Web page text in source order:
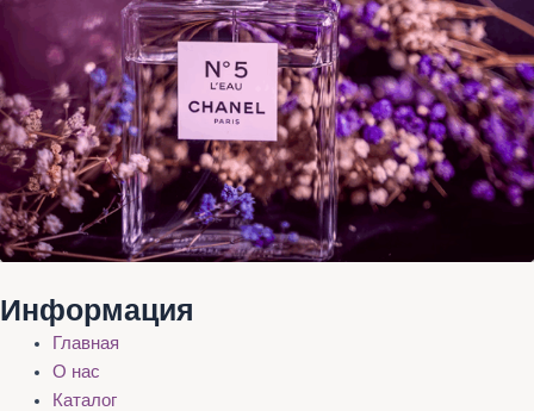
Информация
Главная
О нас
Каталог